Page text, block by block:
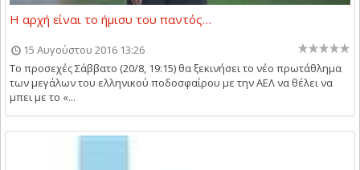
Η αρχή είναι το ήμισυ του παντός…
15 Αυγούστου 2016 13:26
Το προσεχές Σάββατο (20/8, 19:15) θα ξεκινήσει το νέο πρωτάθλημα
των μεγάλων του ελληνικού ποδοσφαίρου με την ΑΕΛ να θέλει να
μπει με το «...